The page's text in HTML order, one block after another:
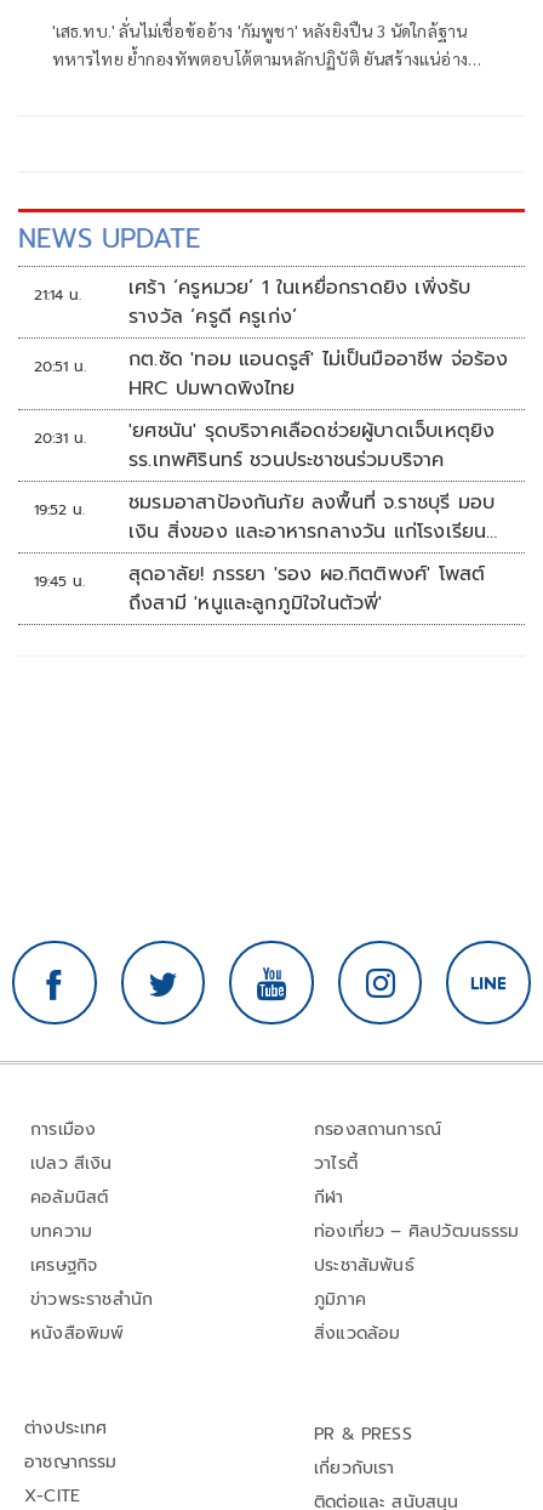
'เสธ.ทบ.' ลั่นไม่เชื่อข้ออ้าง 'กัมพูชา' หลังยิงปืน 3 นัดใกล้ฐาน
ทหารไทย ย้ำกองทัพตอบโต้ตามหลักปฏิบัติ ยันสร้างแน่อ่าง
NEWS UPDATE
21:14 น.
เศร้า ‘ครูหมวย’ 1 ในเหยื่อกราดยิง เพิ่งรับ
รางวัล ‘ครูดี ครูเก่ง’
20:51 น.
กต.ซัด 'ทอม แอนดรูส์' ไม่เป็นมืออาชีพ จ่อร้อง
HRC ปมพาดพิงไทย
20:31 น.
'ยศชนัน' รุดบริจาคเลือดช่วยผู้บาดเจ็บเหตุยิง
รร.เทพศิรินทร์ ชวนประชาชนร่วมบริจาค
19:52 น.
ชมรมอาสาป้องกันภัย ลงพื้นที่ จ.ราชบุรี มอบ
เงิน สิ่งของ และอาหารกลางวัน แก่โรงเรียน
บ้านหนองน้ำใส
19:45 น.
สุดอาลัย! ภรรยา 'รอง ผอ.กิตติพงศ์' โพสต์
ถึงสามี 'หนูและลูกภูมิใจในตัวพี่'
การเมือง
เปลว สีเงิน
คอลัมนิสต์
บทความ
เศรษฐกิจ
ข่าวพระราชสำนัก
หนังสือพิมพ์
กรองสถานการณ์
วาไรตี้
กีฬา
ท่องเที่ยว – ศิลปวัฒนธรรม
ประชาสัมพันธ์
ภูมิภาค
สิ่งแวดล้อม
ต่างประเทศ
อาชญากรรม
X-CITE
PR & PRESS
เกี่ยวกับเรา
ติดต่อและ สนับสนุน